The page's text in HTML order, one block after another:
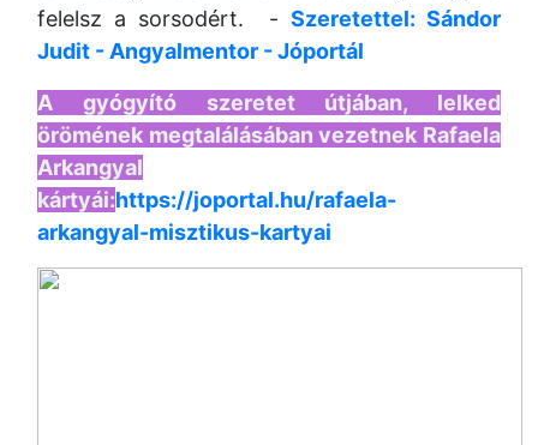
felelsz a sorsodért. - Szeretettel: Sándor
Judit - Angyalmentor - Jóportál
A gyógyító szeretet útjában, lelked
örömének megtalálásában vezetnek Rafaela
Arkangyal
kártyái:https://joportal.hu/rafaela-
arkangyal-misztikus-kartyai